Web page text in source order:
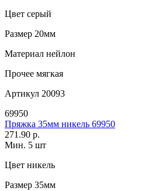
Цвет серый
Размер 20мм
Материал нейлон
Прочее мягкая
Артикул 20093
69950
Пряжка 35мм никель 69950
271.90 р.
Мин. 5 шт
Цвет никель
Размер 35мм